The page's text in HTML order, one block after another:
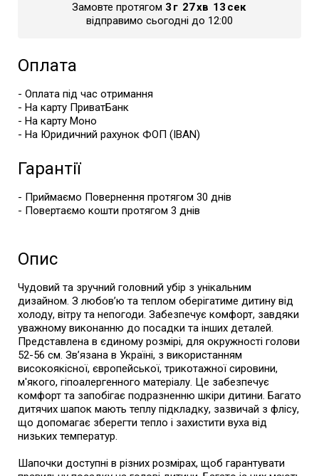
Замовте протягом 3 г 27хв 12 сек
відправимо сьогодні до 12:00
Оплата
- Оплата під час отримання
- На карту ПриватБанк
- На карту Моно
- На Юридичний рахунок ФОП (IBAN)
Гарантії
- Приймаємо Повернення протягом 30 днів
- Повертаємо кошти протягом 3 днів
Опис
Чудовий та зручний головний убір з унікальним
дизайном. З любов’ю та теплом оберігатиме дитину від
холоду, вітру та непогоди. Забезпечує комфорт, завдяки
уважному виконанню до посадки та інших деталей.
Представлена в єдиному розмірі, для окружності голови
52-56 см. Зв’язана в Україні, з використанням
високоякісної, європейської, трикотажної сировини,
м'якого, гіпоалергенного матеріалу. Це забезпечує
комфорт та запобігає подразненню шкіри дитини. Багато
дитячих шапок мають теплу підкладку, зазвичай з флісу,
що допомагає зберегти тепло і захистити вуха від
низьких температур.
Шапочки доступні в різних розмірах, щоб гарантувати